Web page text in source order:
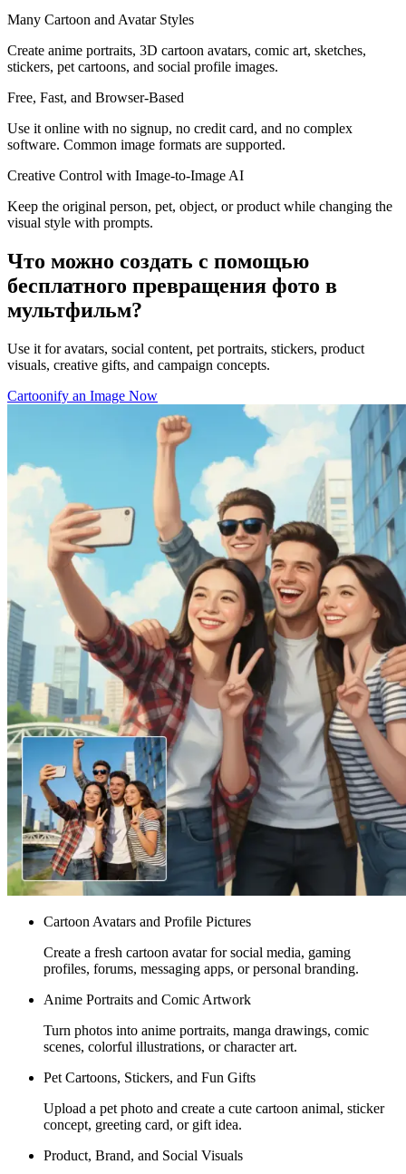
Many Cartoon and Avatar Styles
Create anime portraits, 3D cartoon avatars, comic art, sketches,
stickers, pet cartoons, and social profile images.
Free, Fast, and Browser-Based
Use it online with no signup, no credit card, and no complex
software. Common image formats are supported.
Creative Control with Image-to-Image AI
Keep the original person, pet, object, or product while changing the
visual style with prompts.
Что можно создать с помощью
бесплатного превращения фото в
мультфильм?
Use it for avatars, social content, pet portraits, stickers, product
visuals, creative gifts, and campaign concepts.
Cartoonify an Image Now
Cartoon Avatars and Profile Pictures
Create a fresh cartoon avatar for social media, gaming
profiles, forums, messaging apps, or personal branding.
Anime Portraits and Comic Artwork
Turn photos into anime portraits, manga drawings, comic
scenes, colorful illustrations, or character art.
Pet Cartoons, Stickers, and Fun Gifts
Upload a pet photo and create a cute cartoon animal, sticker
concept, greeting card, or gift idea.
Product, Brand, and Social Visuals